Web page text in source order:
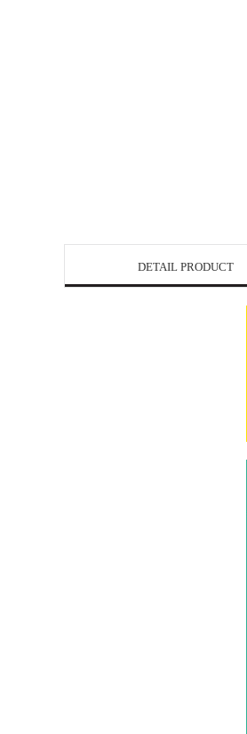
DETAIL PRODUCT